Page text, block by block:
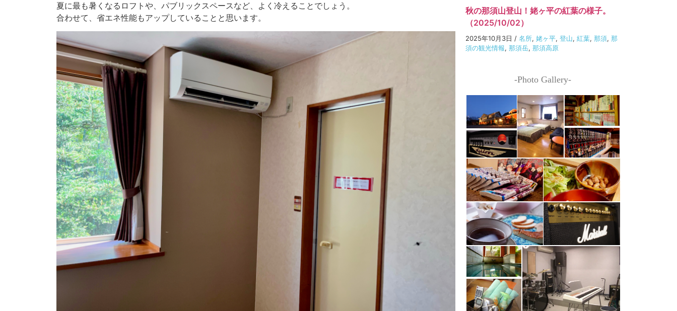
夏に最も暑くなるロフトや、パブリックスペースなど、よく冷えることでしょう。
合わせて、省エネ性能もアップしていることと思います。
秋の那須山登山！姥ヶ平の紅葉の様子。
（2025/10/02）
2025年10月3日 / 名所, 姥ヶ平, 登山, 紅葉, 那須, 那
須の観光情報, 那須岳, 那須高原
-Photo Gallery-